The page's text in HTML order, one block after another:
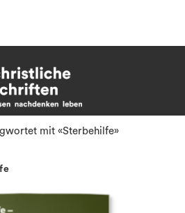
mit «Sterbehilfe»